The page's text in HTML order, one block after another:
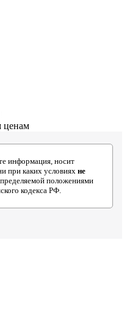
ценам
информация, носит
при каких условиях не
положениями
кодекса РФ.